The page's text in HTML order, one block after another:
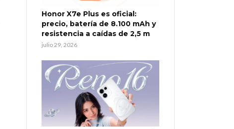
Honor X7e Plus es oficial:
precio, batería de 8.100 mAh y
resistencia a caídas de 2,5 m
julio 29, 2026